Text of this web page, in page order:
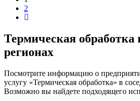
2
Термическая обработка
регионах
Посмотрите информацию о
услугу «Термическая обработка» в
Возможно вы найдете подходящего